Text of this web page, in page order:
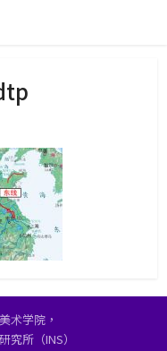
术学院，
究所（INS）